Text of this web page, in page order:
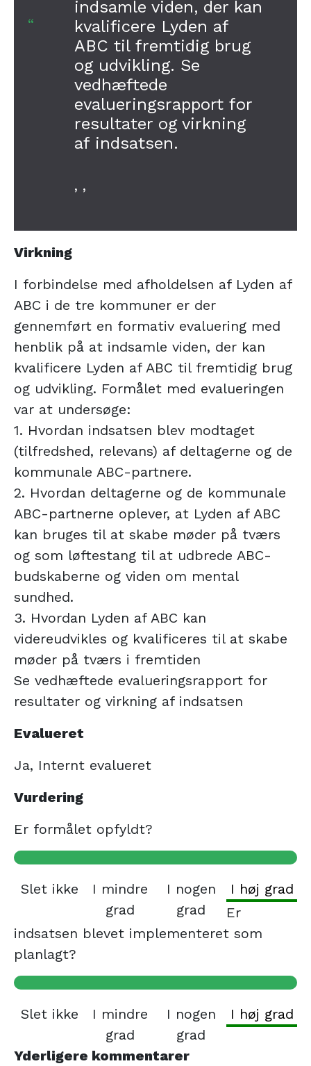
indsamle viden, der kan
kvalificere Lyden af
ABC til fremtidig brug
og udvikling. Se
vedhæftede
evalueringsrapport for
resultater og virkning
af indsatsen.
, ,
Virkning
I forbindelse med afholdelsen af Lyden af
ABC i de tre kommuner er der
gennemført en formativ evaluering med
henblik på at indsamle viden, der kan
kvalificere Lyden af ABC til fremtidig brug
og udvikling. Formålet med evalueringen
var at undersøge:
1. Hvordan indsatsen blev modtaget
(tilfredshed, relevans) af deltagerne og de
kommunale ABC-partnere.
2. Hvordan deltagerne og de kommunale
ABC-partnerne oplever, at Lyden af ABC
kan bruges til at skabe møder på tværs
og som løftestang til at udbrede ABC-
budskaberne og viden om mental
sundhed.
3. Hvordan Lyden af ABC kan
videreudvikles og kvalificeres til at skabe
møder på tværs i fremtiden
Se vedhæftede evalueringsrapport for
resultater og virkning af indsatsen
Evalueret
Ja, Internt evalueret
Vurdering
Er formålet opfyldt?
Slet ikke
I mindre
grad
I nogen
grad
I høj grad
Er
indsatsen blevet implementeret som
planlagt?
Slet ikke
I mindre
grad
I nogen
grad
I høj grad
Yderligere kommentarer